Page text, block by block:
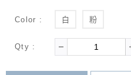
Color : 白 粉
Qty :